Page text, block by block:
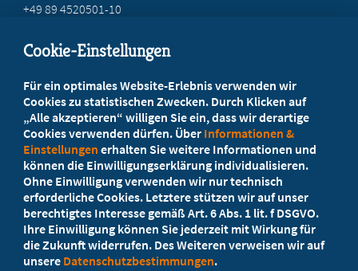
+49 89 4520501-10
Ihr Landesverband berät Sie!
Ansprechpartner
Werden Sie jetzt Mitglied
5 Vorteile einer MB-Mitgliedschaft
Cookie-Einstellungen
Für ein optimales Website-Erlebnis verwenden wir
Cookies zu statistischen Zwecken. Durch Klicken auf
„Alle akzeptieren“ willigen Sie ein, dass wir derartige
Cookies verwenden dürfen. Über Informationen &
Einstellungen erhalten Sie weitere Informationen und
können die Einwilligungserklärung individualisieren.
Ohne Einwilligung verwenden wir nur technisch
erforderliche Cookies. Letztere stützen wir auf unser
berechtigtes Interesse gemäß Art. 6 Abs. 1 lit. f DSGVO.
Ihre Einwilligung können Sie jederzeit mit Wirkung für
die Zukunft widerrufen. Des Weiteren verweisen wir auf
unsere Datenschutzbestimmungen.